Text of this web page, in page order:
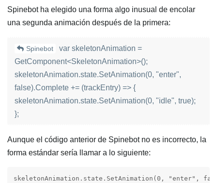
Spinebot ha elegido una forma algo inusual de encolar
una segunda animación después de la primera:
Spinebot
var skeletonAnimation =
GetComponent<SkeletonAnimation>();
skeletonAnimation.state.SetAnimation(0, "enter",
false).Complete += (trackEntry) => {
skeletonAnimation.state.SetAnimation(0, "idle", true);
};
Aunque el código anterior de Spinebot no es incorrecto, la
forma estándar sería llamar a lo siguiente:
skeletonAnimation.state.SetAnimation(0, "enter",